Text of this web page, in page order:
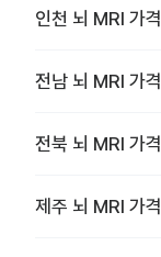
인천 뇌 MRI 가격
전남 뇌 MRI 가격
전북 뇌 MRI 가격
제주 뇌 MRI 가격